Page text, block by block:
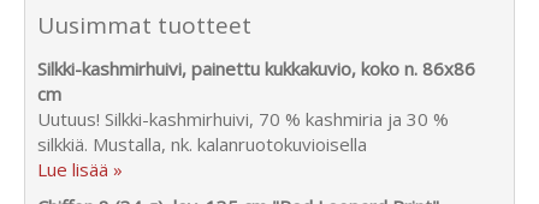
Uusimmat tuotteet
Silkki-kashmirhuivi, painettu kukkakuvio, koko n. 86x86
cm
Uutuus! Silkki-kashmirhuivi, 70 % kashmiria ja 30 %
silkkiä. Mustalla, nk. kalanruotokuvioisella
Lue lisää »